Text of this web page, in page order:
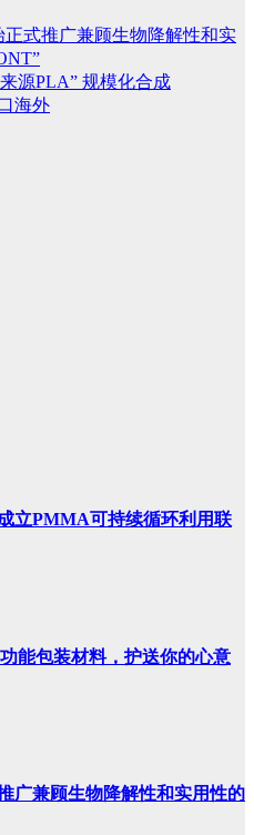
式推广兼顾生物降解性和实
源PLA” 规模化合成
海外
立PMMA可持续循环利用联
能包装材料，护送你的心意
广兼顾生物降解性和实用性的